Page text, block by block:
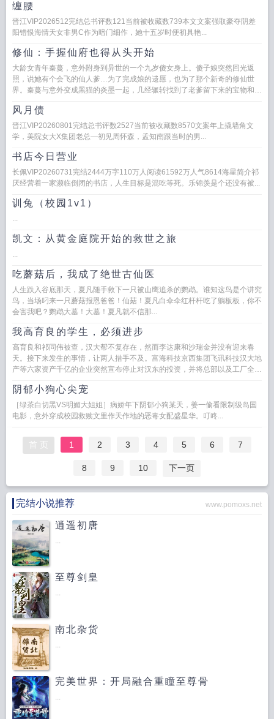
缠腰
晋江VIP2026512完结总书评数121当前被收藏数739本文文案强取豪夺阴差
阳错恨海情天女非男C作为暗门细作，她十五岁时便初具艳...
修仙：手握仙府也得从头开始
大龄女青年秦蔓，意外附身到异世的一个九岁傻女身上。傻子娘突然回光返
照，说她有个会飞的仙人爹…为了完成娘的遗愿，也为了那个新奇的修仙世
界。秦蔓与意外变成黑猫的炎墨一起，几经辗转找到了老爹留下来的宝物和线
风月债
晋江VIP20260801完结总书评数2527当前被收藏数8570文案年上撬墙角文
学，美院女大X集团老总—初见周怀森，孟知南跟当时的男...
书店今日营业
长佩VIP20260731完结2444万字110万人阅读61592万人气8614海星简介祁
厌经营着一家濒临倒闭的书店，人生目标是混吃等死。乐锦羡是个还没有被...
训兔（校园1v1）
...
凯文：从黄金庭院开始的救世之旅
...
吃蘑菇后，我成了绝世古仙医
人生跌入谷底那天，夏凡随手救下一只被山鹰追杀的鹦鹉。谁知这鸟是个讲究
鸟，当场叼来一只蘑菇报恩爸爸！仙菇！夏凡白伞伞红杆杆吃了躺板板，你不
会害我吧？鹦鹉大墓！大墓！夏凡就不信那...
我高育良的学生，必须进步
高育良和祁同伟被查，汉大帮不复存在，然而李达康和沙瑞金并没有迎来春
天。接下来发生的事情，让两人措手不及。富海科技京西集团飞讯科技汉大地
产等六家资产千亿的企业突然宣布停止对汉东的投资，并将总部以及工厂全部
阴郁小狗心尖宠
［绿茶白切黑VS明媚大姐姐］病娇年下阴郁小狗某天，姜一偷看限制级岛国
电影，意外穿成校园救赎文里作天作地的恶毒女配盛星华。叮咚...
首 页 1 2 3 4 5 6 7
8 9 10 下一页
完结小说推荐 www.pomoxs.net
逍遥初唐
...
至尊剑皇
...
南北杂货
...
完美世界：开局融合重瞳至尊骨
...